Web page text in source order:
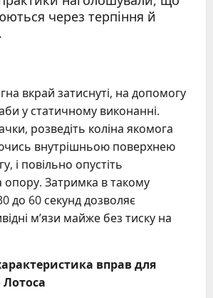
через терпіння й
вкрай затиснуті, на допомогу
у статичному виконанні.
розведіть коліна якомога
внутрішньою поверхнею
і повільно опустіть
опору. Затримка в такому
до 60 секунд дозволяє
м’язи майже без тиску на
вправ для
Лотоса